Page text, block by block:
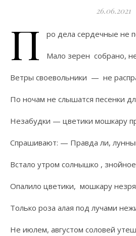
26.06.2021
П ро дела сердечные не
Мало зерен собрано,
Ветры своевольники — не
По ночам не слышатся песенки
Незабудки — цветики мошкару
Спрашивают: — Правда ли,
Встало утром солнышко ,
Опалило цветики, мошкару
Только роза алая под лучами
Не июлем, августом соловей